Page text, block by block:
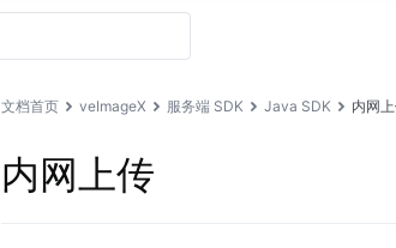
文档首页 veImageX 服务端 SDK Java SDK 内网
内网上传